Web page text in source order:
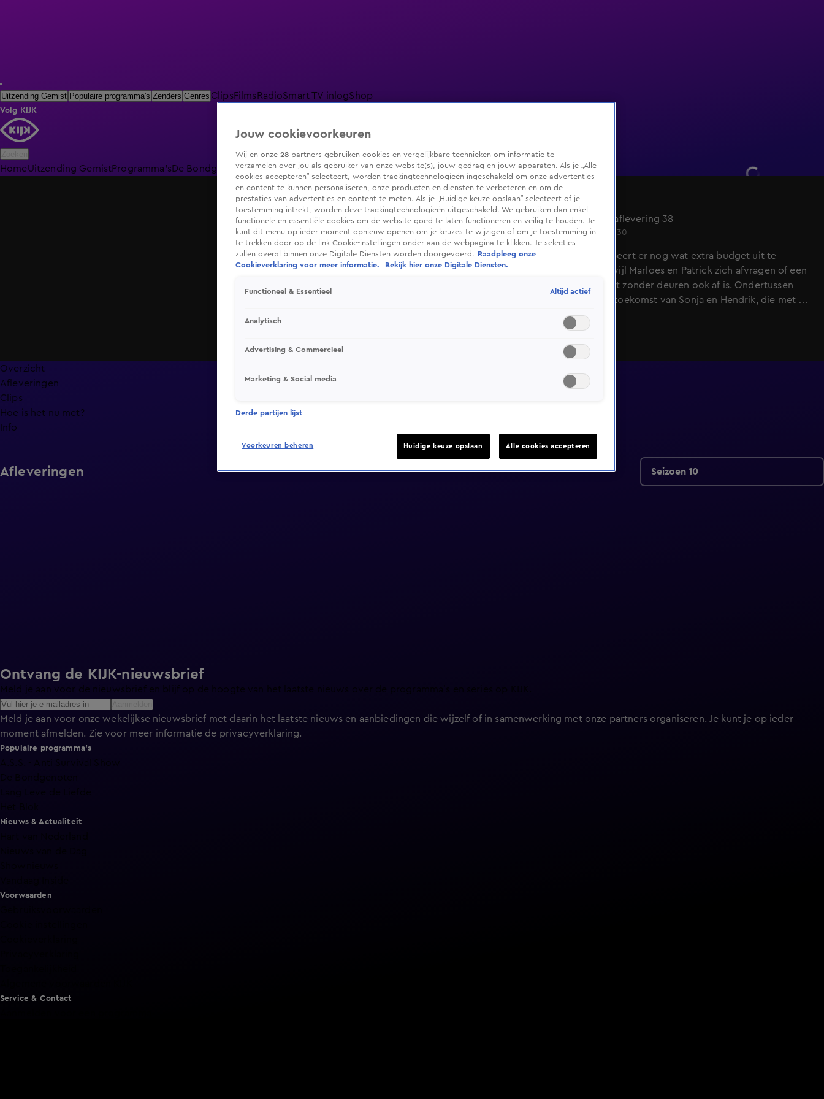
Uitzending Gemist Populaire programma's Zenders Genres ClipsFilms RadioSmart TV inlogShop
Volg KIJK
HomeUitzending GemistProgramma's De BondgenotenDe OranjezomerLivestreamsShop
Het Blok
Seizoen 10, aflevering 38
Di 26 mei, 20:30
Menno probeert er nog wat extra budget uit te
persen, terwijl Marloes en Patrick zich afvragen of een
appartement zonder deuren ook af is. Ondertussen
wankelt de toekomst van Sonja en Hendrik, die met de
Klusbus naar hun laatste strohalm grijpen. Hendrik
probeert vooral overeind te blijven.
Overzicht
Afleveringen
Clips
Hoe is het nu met?
Info
Afleveringen Seizoen 10
Ontvang de KIJK-nieuwsbrief
Meld je aan voor de nieuwsbrief en blijf op de hoogte van het laatste nieuws over de programma’s en series op KIJK.
Meld je aan voor onze wekelijkse nieuwsbrief met daarin het laatste nieuws en aanbiedingen die wijzelf of in samenwerking met onze partners organiseren. Je kunt je op ieder
moment afmelden. Zie voor meer informatie de privacyverklaring.
Populaire programma's
Nieuws & Actualiteit
Voorwaarden
Service & Contact
Jouw cookievoorkeuren
Wij en onze 28 partners gebruiken cookies en vergelijkbare technieken om informatie te
verzamelen over jou als gebruiker van onze website(s), jouw gedrag en jouw apparaten. Als je „Alle
cookies accepteren” selecteert, worden trackingtechnologieën ingeschakeld om onze advertenties
en content te kunnen personaliseren, onze producten en diensten te verbeteren en om de
prestaties van advertenties en content te meten. Als je „Huidige keuze opslaan” selecteert of je
toestemming intrekt, worden deze trackingtechnologieën uitgeschakeld. We gebruiken dan enkel
functionele en essentiële cookies om de website goed te laten functioneren en veilig te houden. Je
kunt dit menu op ieder moment opnieuw openen om je keuzes te wijzigen of om je toestemming in
te trekken door op de link Cookie-instellingen onder aan de webpagina te klikken. Je selecties
zullen overal binnen onze Digitale Diensten worden doorgevoerd.
Raadpleeg onze
Cookieverklaring voor meer informatie.
Bekijk hier onze Digitale Diensten.
Functioneel & Essentieel Altijd actief
Analytisch
Advertising & Commercieel
Marketing & Social media
Derde partijen lijst
Voorkeuren beheren Huidige keuze opslaan Alle cookies accepteren